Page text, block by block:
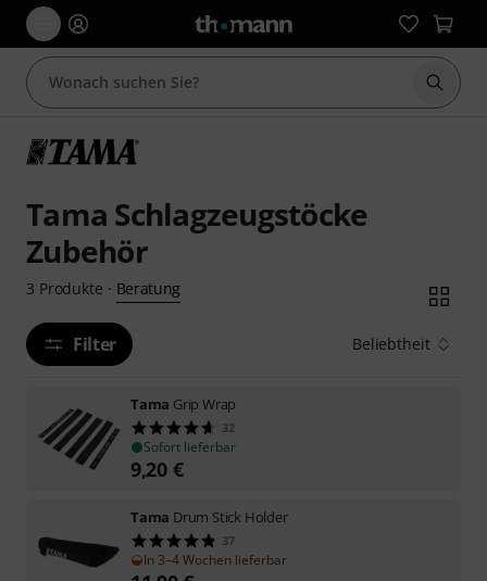
Suche
Tama Schlagzeugstöcke
Zubehör
3 Produkte · Beratung
Filter Beliebtheit
Tama Grip Wrap
32
Sofort lieferbar
9,20 €
Tama Drum Stick Holder
37
In 3–4 Wochen lieferbar